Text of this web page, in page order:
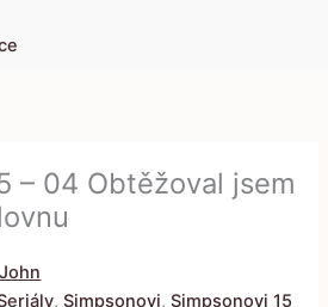
– 04 Obtěžoval jsem
,Simpsonovi,Simpsonovi 15